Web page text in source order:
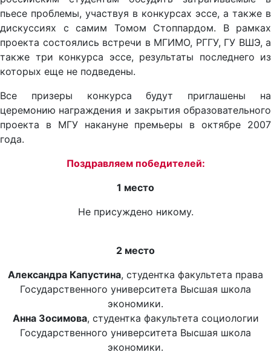
пьесе проблемы, участвуя в конкурсах эссе, а также в
дискуссиях с самим Томом Стоппардом. В рамках
проекта состоялись встречи в МГИМО, РГГУ, ГУ ВШЭ, а
также три конкурса эссе, результаты последнего из
которых еще не подведены.
Все призеры конкурса будут приглашены на
церемонию награждения и закрытия образовательного
проекта в МГУ накануне премьеры в октябре 2007
года.
Поздравляем победителей:
1 место
Не присуждено никому.
2 место
Александра Капустина, студентка факультета права
Государственного университета Высшая школа
экономики.
Анна Зосимова, студентка факультета социологии
Государственного университета Высшая школа
экономики.